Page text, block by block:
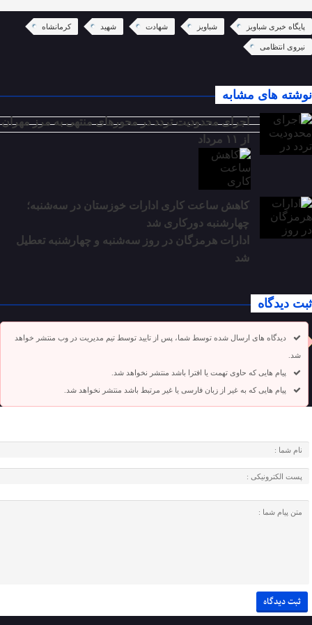
پایگاه خبری شباویز شباویز شهادت شهید کرمانشاه
نیروی انتظامی
نوشته های مشابه
اجرای محدودیت تردد در محورهای منتهی به مرز مهران
از ۱۱ مرداد
کاهش ساعت کاری ادارات خوزستان در سه‌شنبه؛
چهارشنبه دورکاری شد
ادارات هرمزگان در روز سه‌شنبه و چهارشنبه تعطیل
شد
ثبت دیدگاه
دیدگاه های ارسال شده توسط شما، پس از تایید توسط تیم مدیریت در وب منتشر خواهد
شد.
پیام هایی که حاوی تهمت یا افترا باشد منتشر نخواهد شد.
پیام هایی که به غیر از زبان فارسی یا غیر مرتبط باشد منتشر نخواهد شد.